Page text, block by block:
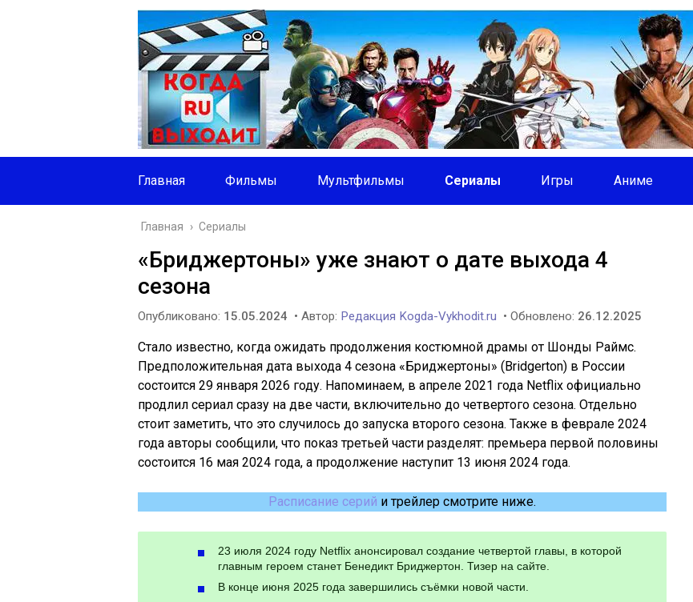
Главная Фильмы Мультфильмы Сериалы Игры Аниме
Главная › Сериалы
«Бриджертоны» уже знают о дате выхода 4
сезона
Опубликовано: 15.05.2024 • Автор: Редакция Kogda-Vykhodit.ru • Обновлено: 26.12.2025
Стало известно, когда ожидать продолжения костюмной драмы от Шонды Раймс.
Предположительная дата выхода 4 сезона «Бриджертоны» (Bridgerton) в России
состоится 29 января 2026 году. Напоминаем, в апреле 2021 года Netflix официально
продлил сериал сразу на две части, включительно до четвертого сезона. Отдельно
стоит заметить, что это случилось до запуска второго сезона. Также в феврале 2024
года авторы сообщили, что показ третьей части разделят: премьера первой половины
состоится 16 мая 2024 года, а продолжение наступит 13 июня 2024 года.
Расписание серий и трейлер смотрите ниже.
23 июля 2024 году Netflix анонсировал создание четвертой главы, в которой
главным героем станет Бенедикт Бриджертон. Тизер на сайте.
В конце июня 2025 года завершились съёмки новой части.